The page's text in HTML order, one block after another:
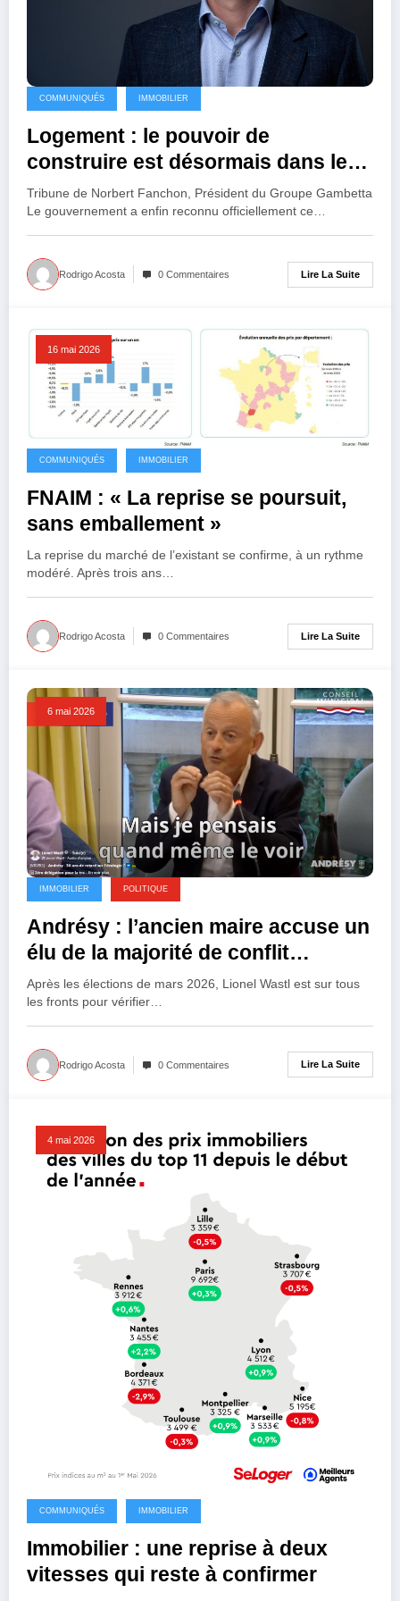
COMMUNIQUÉS IMMOBILIER
Logement : le pouvoir de
construire est désormais dans les
mairies
Tribune de Norbert Fanchon, Président du Groupe Gambetta
Le gouvernement a enfin reconnu officiellement ce…
Rodrigo Acosta 0 Commentaires Lire La Suite
16 mai 2026
COMMUNIQUÉS IMMOBILIER
FNAIM : « La reprise se poursuit,
sans emballement »
La reprise du marché de l’existant se confirme, à un rythme
modéré. Après trois ans…
Rodrigo Acosta 0 Commentaires Lire La Suite
6 mai 2026
IMMOBILIER POLITIQUE
Andrésy : l’ancien maire accuse un
élu de la majorité de conflit
d’intérêt
Après les élections de mars 2026, Lionel Wastl est sur tous
les fronts pour vérifier…
Rodrigo Acosta 0 Commentaires Lire La Suite
4 mai 2026
COMMUNIQUÉS IMMOBILIER
Immobilier : une reprise à deux
vitesses qui reste à confirmer